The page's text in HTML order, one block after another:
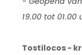
19.00 tot 01.00
Tostilocos -